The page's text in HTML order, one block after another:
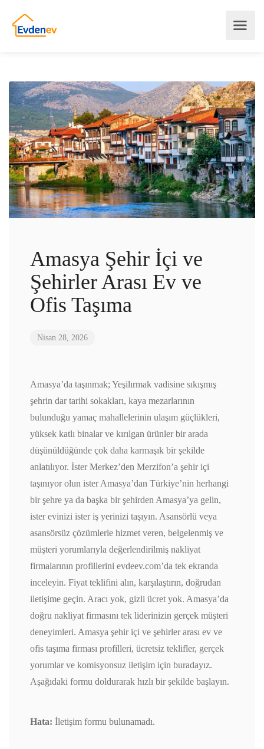
Amasya Şehir İçi ve
Şehirler Arası Ev ve
Ofis Taşıma
Nisan 28, 2026
Amasya’da taşınmak; Yeşilırmak vadisine sıkışmış
şehrin dar tarihi sokakları, kaya mezarlarının
bulunduğu yamaç mahallelerinin ulaşım güçlükleri,
yüksek katlı binalar ve kırılgan ürünler bir arada
düşünüldüğünde çok daha karmaşık bir şekilde
anlatılıyor. İster Merkez’den Merzifon’a şehir içi
taşınıyor olun ister Amasya’dan Türkiye’nin herhangi
bir şehre ya da başka bir şehirden Amasya’ya gelin,
ister evinizi ister iş yerinizi taşıyın. Asansörlü veya
asansörsüz çözümlerle hizmet veren, belgelenmiş ve
müşteri yorumlarıyla değerlendirilmiş nakliyat
firmalarının profillerini evdeev.com’da tek ekranda
inceleyin. Fiyat teklifini alın, karşılaştırın, doğrudan
iletişime geçin. Aracı yok, gizli ücret yok. Amasya’da
doğru nakliyat firmasını tek liderinizin gerçek müşteri
deneyimleri. Amasya şehir içi ve şehirler arası ev ve
ofis taşıma firması profilleri, ücretsiz teklifler, gerçek
yorumlar ve komisyonsuz iletişim için buradayız.
Aşağıdaki formu doldurarak hızlı bir şekilde başlayın.
Hata: İletişim formu bulunamadı.